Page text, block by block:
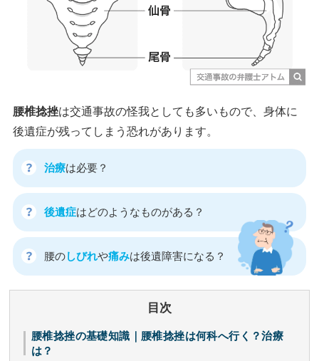
腰椎捻挫は交通事故の怪我としても多いもので、身体に
後遺症が残ってしまう恐れがあります。
治療は必要？
後遺症はどのようなものがある？
腰のしびれや痛みは後遺障害になる？
目次
腰椎捻挫の基礎知識｜腰椎捻挫は何科へ行く？治療
は？